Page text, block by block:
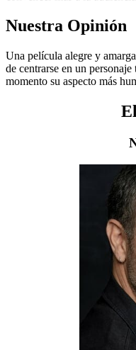
Nuestra Opinión
Una película alegre y
de centrarse en un
momento su aspecto más